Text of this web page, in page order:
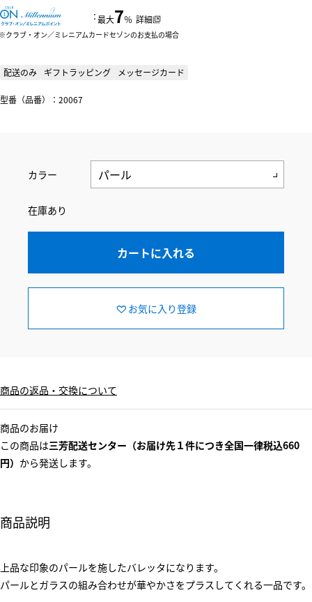
：最大7％ 詳細
クラブ・オン／ミレニアムカードセゾンのお支払の場合
配送のみ ギフトラッピング メッセージカード
型番（品番）：20067
カラー
在庫あり
カートに入れる
お気に入り登録
商品の返品・交換について
商品のお届け
この商品は三芳配送センター（お届け先１件につき全国一律税込660
円） から発送します。
商品説明
上品な印象のパールを施したバレッタになります。
パールとガラスの組み合わせが華やかさをプラスしてくれる一品です。